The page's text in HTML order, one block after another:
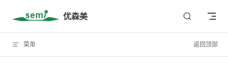
Skip to content 优森美
菜单 返回顶部